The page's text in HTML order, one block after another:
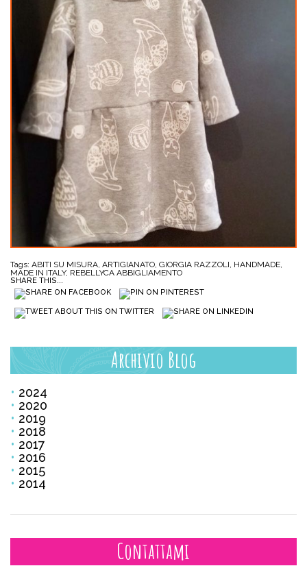
Tags: ABITI SU MISURA, ARTIGIANATO, GIORGIA RAZZOLI, HANDMADE,
MADE IN ITALY, REBELLYCA ABBIGLIAMENTO
SHARE THIS...
Archivio Blog
2024
2020
2019
2018
2017
2016
2015
2014
Contattami